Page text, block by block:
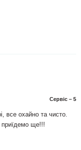
Сервіс – 5
все охайно та чисто.
приїдемо ще!!!